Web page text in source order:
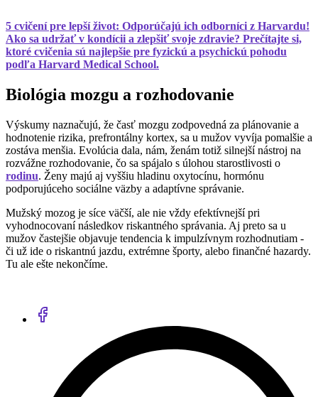
5 cvičení pre lepší život: Odporúčajú ich odborníci z Harvardu!
Ako sa udržať v kondícii a zlepšiť svoje zdravie? Prečítajte si,
ktoré cvičenia sú najlepšie pre fyzickú a psychickú pohodu
podľa Harvard Medical School.
Biológia mozgu a rozhodovanie
Výskumy naznačujú, že časť mozgu zodpovedná za plánovanie a
hodnotenie rizika, prefrontálny kortex, sa u mužov vyvíja pomalšie a
zostáva menšia. Evolúcia dala, nám, ženám totiž silnejší nástroj na
rozvážne rozhodovanie, čo sa spájalo s úlohou starostlivosti o
rodinu. Ženy majú aj vyššiu hladinu oxytocínu, hormónu
podporujúceho sociálne väzby a adaptívne správanie.
Mužský mozog je síce väčší, ale nie vždy efektívnejší pri
vyhodnocovaní následkov riskantného správania. Aj preto sa u
mužov častejšie objavuje tendencia k impulzívnym rozhodnutiam -
či už ide o riskantnú jazdu, extrémne športy, alebo finančné hazardy.
Tu ale ešte nekončíme.